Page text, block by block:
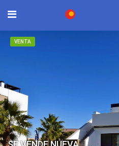
VENTA